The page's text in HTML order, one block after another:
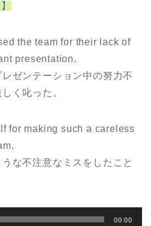
the team for their lack of
presentation.
ゼンテーション中の努力不
く叱った。
for making such a careless
な不注意なミスをしたこと
00:00